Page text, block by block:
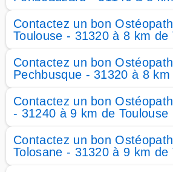
Contactez un bon
Toulouse - 31320 à 8 km de
Contactez un bon
Pechbusque - 31320 à 8 km
Contactez un bon
- 31240 à 9 km de Toulouse
Contactez un bon
Tolosane - 31320 à 9 km de